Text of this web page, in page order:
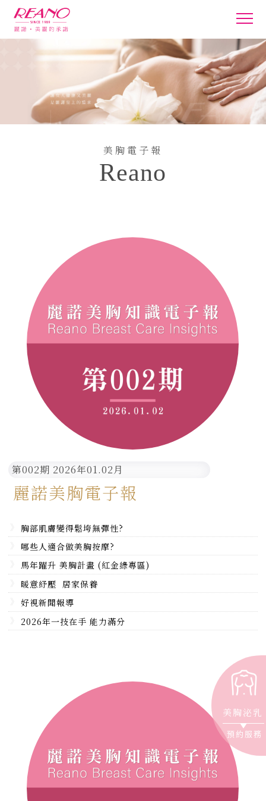
美胸電子報
Reano
第002期 2026年01.02月
麗諾美胸電子報
胸部肌膚變得鬆垮無彈性?
哪些人適合做美胸按摩?
馬年躍升 美胸計畫 (紅金綠專區)
暖意紓壓 居家保養
好視新聞報導
2026年一技在手 能力滿分
美胸泌乳
預約服務